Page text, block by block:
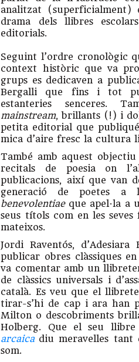
analitzat
drama dels llibres
editorials.
Seguint l’ordre cronològic
context històric que va
grups es dedicaven a
Bergalli que fins i tot
estanteries senceres.
mainstream, brillants (!) i
petita editorial que
mica d’aire fresc la cultura
També amb aquest
recitals de poesia on
publicacions, així que van
generació de poetes
benevolentiae que apel·la a
seus títols com en les
mateixos.
Jordi Raventós,
publicar obres clàssiques
va comentar amb un
de clàssics universals i
català. Es veu que el
tirar-s’hi de cap i ara han
Milton o descobriments
Holberg. Que el seu
arcaica diu meravelles tant
som.